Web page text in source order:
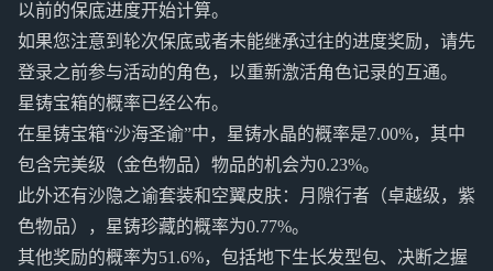
以前的保底进度开始计算。
如果您注意到轮次保底或者未能继承过往的进度奖励，请先
登录之前参与活动的角色，以重新激活角色记录的互通。
星铸宝箱的概率已经公布。
在星铸宝箱“沙海圣谕”中，星铸水晶的概率是7.00%，其中
包含完美级（金色物品）物品的机会为0.23%。
此外还有沙隐之谕套装和空翼皮肤：月隙行者（卓越级，紫
色物品），星铸珍藏的概率为0.77%。
其他奖励的概率为51.6%，包括地下生长发型包、决断之握